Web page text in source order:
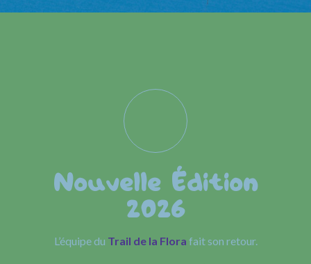
Nouvelle Édition
2026
L’équipe du Trail de la Flora fait son retour.